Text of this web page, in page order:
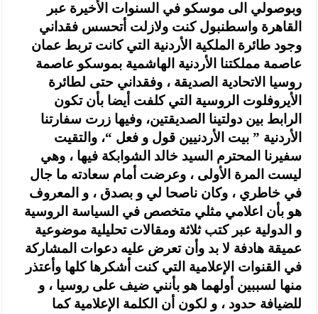
وبوصولي الى موسكو في السنوات الأخيرة عبر
القاهرة واسطنبول كنت ولازلت أتحسس فقداني
وجود طائرة الملكية الأردنية التي كانت تربط عمان
عاصمة مملكتنا الأردنية الهاشمية بموسكو عاصمة
روسيا الاتحادية الصديقة ، وفقداني حتى لطائرة
الأيروفلوت الروسية التي كلفت أيضا بأن تكون
الرابط بين دولتينا الصديقتين، وفيها زرت سفارتنا
الأردنية ” بيت الأردنيين قول و فعل “، والتقيت
سفيرنا المحترم السيد خالد الشوابكة فيها ، وهي
ليست المرة الأولى ، وعرضت أمام سعادته ما جال
في خاطري ، وكان ناصحا لي و بصدق ، و المعروف
هو بأن اعلامي مثلي متخصص في السياسة الروسية
و الدولية عبر كتب ثلاثة ومقالات تحليلية موضوعية
عميقة هادفة لا بد وأن تعرض عليه دعوات المشاركة
في القنوات الإعلامية التي كنت أشكرها كلها وأعتذر
منها لسببين أولهما هو بأنني ضيف على روسيا ، و
للضيافة حدود ، و لكون أن الكلمة الإعلامية كما